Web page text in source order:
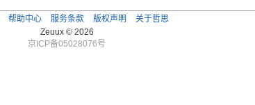
帮助中心 服务条款 版权声明
关于哲思
Zeuux © 2026
京ICP备05028076号